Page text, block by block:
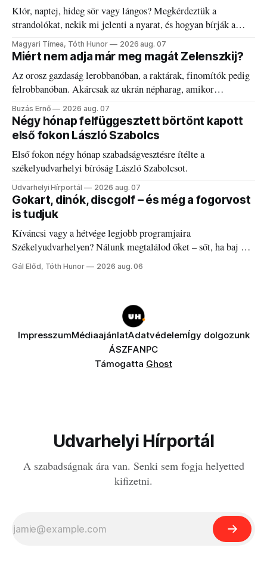
Klór, naptej, hideg sör vagy lángos? Megkérdeztük a
strandolókat, nekik mi jelenti a nyarat, és hogyan bírják a
kánikulát.
Magyari Tímea, Tóth Hunor 2026 aug. 07
Miért nem adja már meg magát Zelenszkij?
Az orosz gazdaság lerobbanóban, a raktárak, finomítók pedig
felrobbanóban. Akárcsak az ukrán népharag, amikor
elégedetlen vezetőivel.
Buzás Ernő 2026 aug. 07
Négy hónap felfüggesztett börtönt kapott
első fokon László Szabolcs
Első fokon négy hónap szabadságvesztésre ítélte a
székelyudvarhelyi bíróság László Szabolcsot.
Udvarhelyi Hírportál 2026 aug. 07
Gokart, dinók, discgolf – és még a fogorvost
is tudjuk
Kíváncsi vagy a hétvége legjobb programjaira
Székelyudvarhelyen? Nálunk megtalálod őket – sőt, ha baj van
a fogaddal, a fogorvosi ügyeletet is!
Gál Előd, Tóth Hunor 2026 aug. 06
ImpresszumMédiaajánlatAdatvédelemÍgy dolgozunk
ÁSZFANPC
Támogatta Ghost
Udvarhelyi Hírportál
A szabadságnak ára van. Senki sem fogja helyetted
kifizetni.